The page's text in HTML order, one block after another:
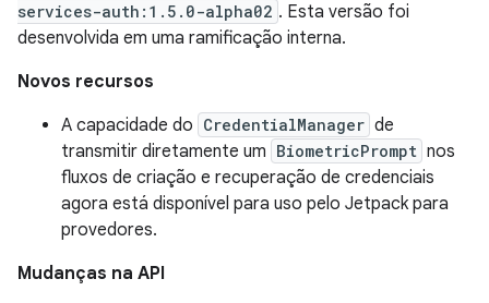
services-auth:1.5.0-alpha02 . Esta versão foi
desenvolvida em uma ramificação interna.
Novos recursos
A capacidade do CredentialManager de
transmitir diretamente um BiometricPrompt nos
fluxos de criação e recuperação de credenciais
agora está disponível para uso pelo Jetpack para
provedores.
Mudanças na API